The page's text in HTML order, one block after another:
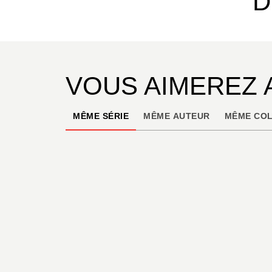
VOUS AIMEREZ
MÊME SÉRIE MÊME AUTEUR MÊME